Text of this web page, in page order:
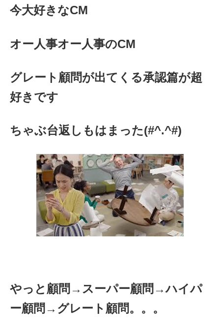
今大好きなCM
オー人事オー人事のCM
グレート顧問が出てくる承認篇が超
好きです
ちゃぶ台返しもはまった(#^.^#)
やっと顧問→スーパー顧問→ハイパ
ー顧問→グレート顧問。。。